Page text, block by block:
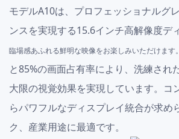
モデルA10は、 プロフェッショナルグ
ンスを実現する15.6インチ高解像度デ
臨場感あふれる鮮明な映像をお楽しみいただけます。
と85%の画面占有率により 、洗練され
大限の視覚効果を実現しています。コ
らパワフルなディスプレイ統合が求め
ク、産業用途に最適です。